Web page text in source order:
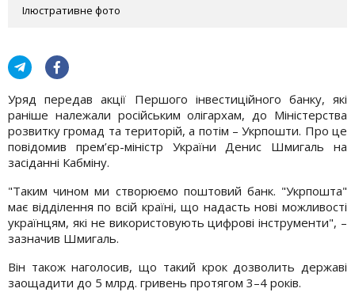
Ілюстративне фото
Уряд передав акції Першого інвестиційного банку, які
раніше належали російським олігархам, до Міністерства
розвитку громад та територій, а потім – Укрпошти. Про це
повідомив прем’єр-міністр України Денис Шмигаль на
засіданні Кабміну.
"Таким чином ми створюємо поштовий банк. "Укрпошта"
має відділення по всій країні, що надасть нові можливості
українцям, які не використовують цифрові інструменти", –
зазначив Шмигаль.
Він також наголосив, що такий крок дозволить державі
заощадити до 5 млрд. гривень протягом 3–4 років.